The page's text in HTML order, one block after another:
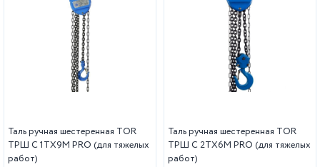
Таль ручная шестеренная TOR
ТРШ C 1ТХ9М PRO (для тяжелых
работ)
Таль ручная шестеренная TOR
ТРШ C 2ТХ6М PRO (для тяжелых
работ)